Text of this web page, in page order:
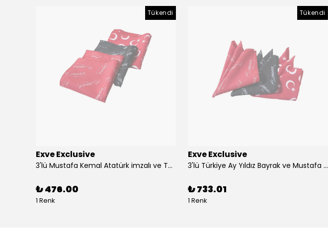
Tükendi
Exve Exclusive
3'lü Mustafa Kemal Atatürk imzalı ve Türkiye Ay Yıldız Bayraklı Kadın Fular Seti
₺ 476.00
1 Renk
Tükendi
Exve Exclusive
3'lü Türkiye Ay Yıldız Bayrak ve Mustafa Kemal Atatürk imzalı Kırmızı Siyah Yaka Mendili Seti
₺ 733.01
1 Renk